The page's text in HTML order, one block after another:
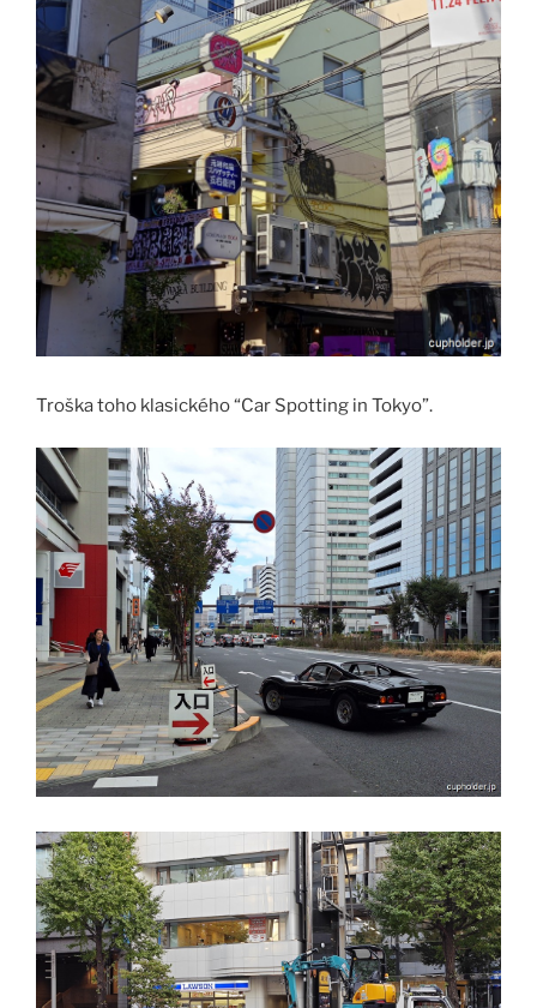
Troška toho klasického “Car Spotting in Tokyo”.